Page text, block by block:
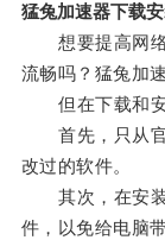
猛兔加速器下载
想要提高网络
流畅吗？猛兔加
但在下载和安
首先，只从官
改过的软件。
其次，在安装
件，以免给电脑